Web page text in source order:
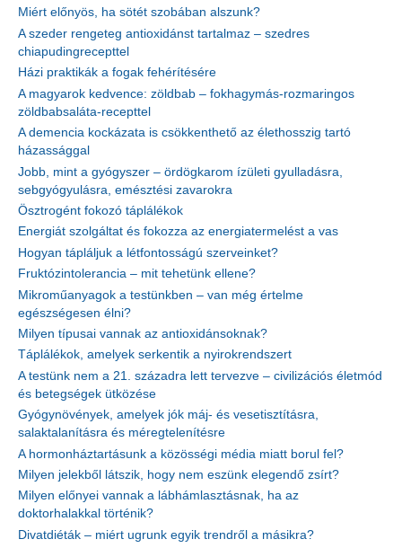
Miért előnyös, ha sötét szobában alszunk?
A szeder rengeteg antioxidánst tartalmaz – szedres
chiapudingrecepttel
Házi praktikák a fogak fehérítésére
A magyarok kedvence: zöldbab – fokhagymás-rozmaringos
zöldbabsaláta-recepttel
A demencia kockázata is csökkenthető az élethosszig tartó
házassággal
Jobb, mint a gyógyszer – ördögkarom ízületi gyulladásra,
sebgyógyulásra, emésztési zavarokra
Ösztrogént fokozó táplálékok
Energiát szolgáltat és fokozza az energiatermelést a vas
Hogyan tápláljuk a létfontosságú szerveinket?
Fruktózintolerancia – mit tehetünk ellene?
Mikroműanyagok a testünkben – van még értelme
egészségesen élni?
Milyen típusai vannak az antioxidánsoknak?
Táplálékok, amelyek serkentik a nyirokrendszert
A testünk nem a 21. századra lett tervezve – civilizációs életmód
és betegségek ütközése
Gyógynövények, amelyek jók máj- és vesetisztításra,
salaktalanításra és méregtelenítésre
A hormonháztartásunk a közösségi média miatt borul fel?
Milyen jelekből látszik, hogy nem eszünk elegendő zsírt?
Milyen előnyei vannak a lábhámlasztásnak, ha az
doktorhalakkal történik?
Divatdiéták – miért ugrunk egyik trendről a másikra?